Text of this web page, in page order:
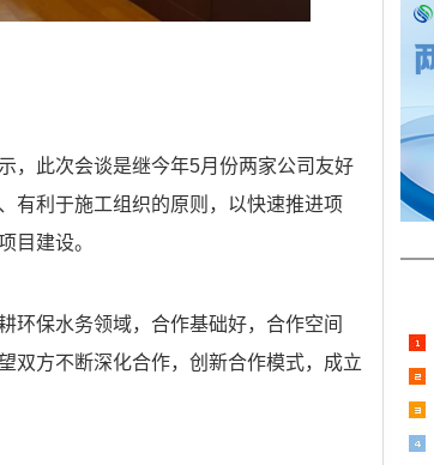
，此次会谈是继今年5月份两家公司友好
有利于施工组织的原则，以快速推进项
目建设。
环保水务领域，合作基础好，合作空间
双方不断深化合作，创新合作模式，成立